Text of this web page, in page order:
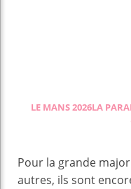
LE MANS 2026LA
Pour la grande
autres, ils sont